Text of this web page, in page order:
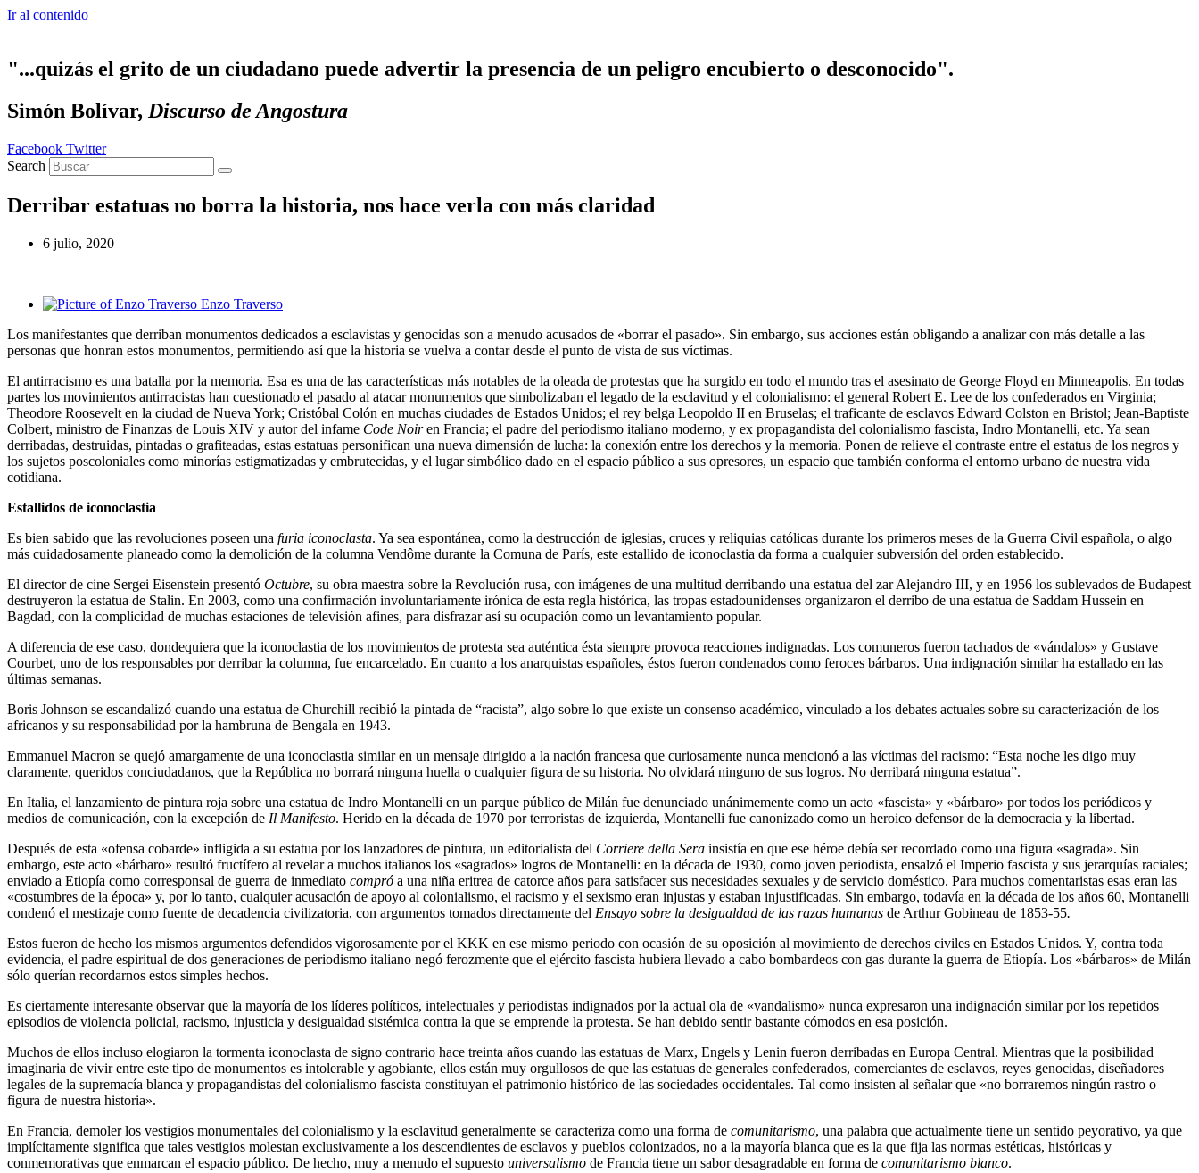
Ir al contenido
"...quizás el grito de un ciudadano puede advertir la presencia de un peligro encubierto o desconocido".
Simón Bolívar, Discurso de Angostura
Facebook Twitter
Search
Derribar estatuas no borra la historia, nos hace verla con más claridad
6 julio, 2020
Enzo Traverso
Los manifestantes que derriban monumentos dedicados a esclavistas y genocidas son a menudo acusados de «borrar el pasado». Sin embargo, sus acciones están obligando a analizar con más detalle a las
personas que honran estos monumentos, permitiendo así que la historia se vuelva a contar desde el punto de vista de sus víctimas.
El antirracismo es una batalla por la memoria. Esa es una de las características más notables de la oleada de protestas que ha surgido en todo el mundo tras el asesinato de George Floyd en Minneapolis. En todas
partes los movimientos antirracistas han cuestionado el pasado al atacar monumentos que simbolizaban el legado de la esclavitud y el colonialismo: el general Robert E. Lee de los confederados en Virginia;
Theodore Roosevelt en la ciudad de Nueva York; Cristóbal Colón en muchas ciudades de Estados Unidos; el rey belga Leopoldo II en Bruselas; el traficante de esclavos Edward Colston en Bristol; Jean-Baptiste
Colbert, ministro de Finanzas de Louis XIV y autor del infame Code Noiren Francia; el padre del periodismo italiano moderno, y ex propagandista del colonialismo fascista, Indro Montanelli, etc. Ya sean
derribadas, destruidas, pintadas o grafiteadas, estas estatuas personifican una nueva dimensión de lucha: la conexión entre los derechos y la memoria. Ponen de relieve el contraste entre el estatus de los negros y
los sujetos poscoloniales como minorías estigmatizadas y embrutecidas, y el lugar simbólico dado en el espacio público a sus opresores, un espacio que también conforma el entorno urbano de nuestra vida
cotidiana.
Estallidos de iconoclastia
Es bien sabido que las revoluciones poseen una furia iconoclasta. Ya sea espontánea, como la destrucción de iglesias, cruces y reliquias católicas durante los primeros meses de la Guerra Civil española, o algo
más cuidadosamente planeado como la demolición de la columna Vendôme durante la Comuna de París, este estallido de iconoclastia da forma a cualquier subversión del orden establecido.
El director de cine Sergei Eisenstein presentó Octubre, su obra maestra sobre la Revolución rusa, con imágenes de una multitud derribando una estatua del zar Alejandro III, y en 1956 los sublevados de Budapest
destruyeron la estatua de Stalin. En 2003, como una confirmación involuntariamente irónica de esta regla histórica, las tropas estadounidenses organizaron el derribo de una estatua de Saddam Hussein en
Bagdad, con la complicidad de muchas estaciones de televisión afines, para disfrazar así su ocupación como un levantamiento popular.
A diferencia de ese caso, dondequiera que la iconoclastia de los movimientos de protesta sea auténtica ésta siempre provoca reacciones indignadas. Los comuneros fueron tachados de «vándalos» y Gustave
Courbet, uno de los responsables por derribar la columna, fue encarcelado. En cuanto a los anarquistas españoles, éstos fueron condenados como feroces bárbaros. Una indignación similar ha estallado en las
últimas semanas.
Boris Johnson se escandalizó cuando una estatua de Churchill recibió la pintada de “racista”, algo sobre lo que existe un consenso académico, vinculado a los debates actuales sobre su caracterización de los
africanos y su responsabilidad por la hambruna de Bengala en 1943.
Emmanuel Macron se quejó amargamente de una iconoclastia similar en un mensaje dirigido a la nación francesa que curiosamente nunca mencionó a las víctimas del racismo: “Esta noche les digo muy
claramente, queridos conciudadanos, que la República no borrará ninguna huella o cualquier figura de su historia. No olvidará ninguno de sus logros. No derribará ninguna estatua”.
En Italia, el lanzamiento de pintura roja sobre una estatua de Indro Montanelli en un parque público de Milán fue denunciado unánimemente como un acto «fascista» y «bárbaro» por todos los periódicos y
medios de comunicación, con la excepción de Il Manifesto. Herido en la década de 1970 por terroristas de izquierda, Montanelli fue canonizado como un heroico defensor de la democracia y la libertad.
Después de esta «ofensa cobarde» infligida a su estatua por los lanzadores de pintura, un editorialista del Corriere della Sera insistía en que ese héroe debía ser recordado como una figura «sagrada». Sin
embargo, este acto «bárbaro» resultó fructífero al revelar a muchos italianos los «sagrados» logros de Montanelli: en la década de 1930, como joven periodista, ensalzó el Imperio fascista y sus jerarquías raciales;
enviado a Etiopía como corresponsal de guerra de inmediato compró a una niña eritrea de catorce años para satisfacer sus necesidades sexuales y de servicio doméstico. Para muchos comentaristas esas eran las
«costumbres de la época» y, por lo tanto, cualquier acusación de apoyo al colonialismo, el racismo y el sexismo eran injustas y estaban injustificadas. Sin embargo, todavía en la década de los años 60, Montanelli
condenó el mestizaje como fuente de decadencia civilizatoria, con argumentos tomados directamente del Ensayo sobre la desigualdad de las razas humanas de Arthur Gobineau de 1853-55.
Estos fueron de hecho los mismos argumentos defendidos vigorosamente por el KKK en ese mismo periodo con ocasión de su oposición al movimiento de derechos civiles en Estados Unidos. Y, contra toda
evidencia, el padre espiritual de dos generaciones de periodismo italiano negó ferozmente que el ejército fascista hubiera llevado a cabo bombardeos con gas durante la guerra de Etiopía. Los «bárbaros» de Milán
sólo querían recordarnos estos simples hechos.
Es ciertamente interesante observar que la mayoría de los líderes políticos, intelectuales y periodistas indignados por la actual ola de «vandalismo» nunca expresaron una indignación similar por los repetidos
episodios de violencia policial, racismo, injusticia y desigualdad sistémica contra la que se emprende la protesta. Se han debido sentir bastante cómodos en esa posición.
Muchos de ellos incluso elogiaron la tormenta iconoclasta de signo contrario hace treinta años cuando las estatuas de Marx, Engels y Lenin fueron derribadas en Europa Central. Mientras que la posibilidad
imaginaria de vivir entre este tipo de monumentos es intolerable y agobiante, ellos están muy orgullosos de que las estatuas de generales confederados, comerciantes de esclavos, reyes genocidas, diseñadores
legales de la supremacía blanca y propagandistas del colonialismo fascista constituyan el patrimonio histórico de las sociedades occidentales. Tal como insisten al señalar que «no borraremos ningún rastro o
figura de nuestra historia».
En Francia, demoler los vestigios monumentales del colonialismo y la esclavitud generalmente se caracteriza como una forma de comunitarismo, una palabra que actualmente tiene un sentido peyorativo, ya que
implícitamente significa que tales vestigios molestan exclusivamente a los descendientes de esclavos y pueblos colonizados, no a la mayoría blanca que es la que fija las normas estéticas, históricas y
conmemorativas que enmarcan el espacio público. De hecho, muy a menudo el supuesto universalismo de Francia tiene un sabor desagradable en forma de comunitarismo blanco.